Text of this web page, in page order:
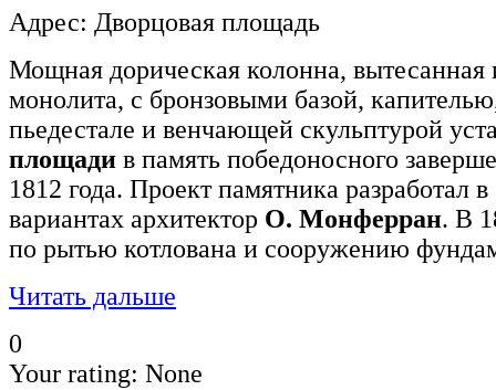
Адрес: Дворцовая площадь
Мощная дорическая колонна, вытесанная
монолита, с бронзовыми базой,
пьедестале и венчающей скульптурой
площади в память победоносного
1812 года. Проект памятника разработал
вариантах архитектор О. Монферран. В
по рытью котлована и сооружению
Читать дальше
0
Your rating: None